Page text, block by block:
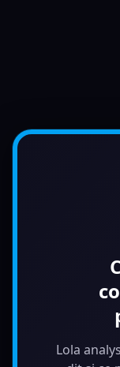
Lola